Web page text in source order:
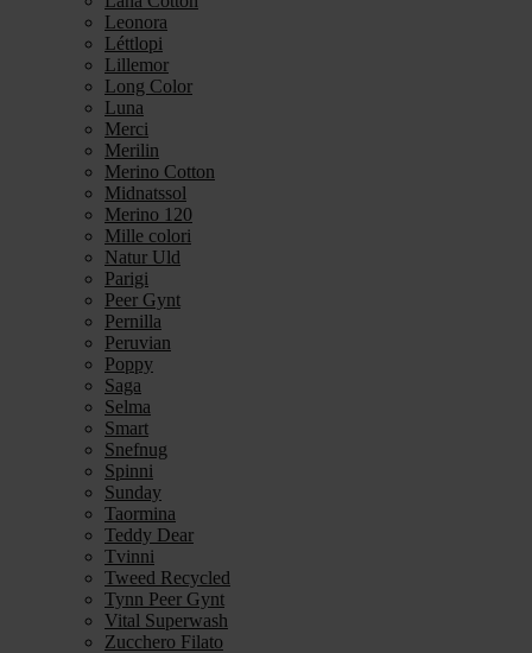
Leonora
Léttlopi
Lillemor
Long Color
Luna
Merci
Merilin
Merino Cotton
Midnatssol
Merino 120
Mille colori
Natur Uld
Parigi
Peer Gynt
Pernilla
Peruvian
Poppy
Saga
Selma
Smart
Snefnug
Spinni
Sunday
Taormina
Teddy Dear
Tvinni
Tweed Recycled
Tynn Peer Gynt
Vital Superwash
Zucchero Filato